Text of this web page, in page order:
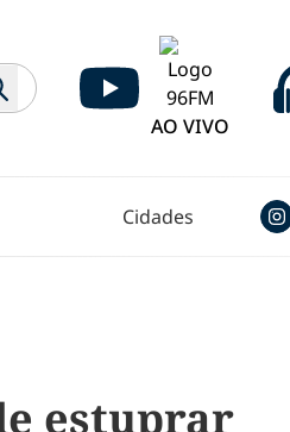
AO VIVO
Cidades
estuprar